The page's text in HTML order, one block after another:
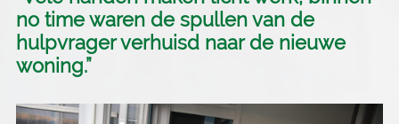
no time waren de spullen van de
hulpvrager verhuisd naar de nieuwe
woning.”